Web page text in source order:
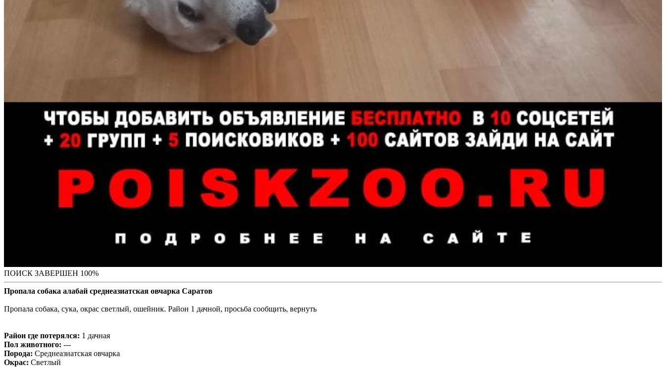
ПОИСК ЗАВЕРШЕН 100%
Пропала собака алабай среднеазиатская овчарка Саратов
Пропала собака, сука, окрас светлый, ошейник. Район 1 дачной, просьба сообщить, вернуть
Район где потерялся: 1 дачная
Пол животного: ---
Порода: Среднеазиатская овчарка
Окрас: Светлый